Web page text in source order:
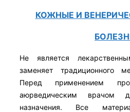
КОЖНЫЕ И
Не является
заменяет традиционного
Перед применением
аюрведическим врачом
назначения. Все